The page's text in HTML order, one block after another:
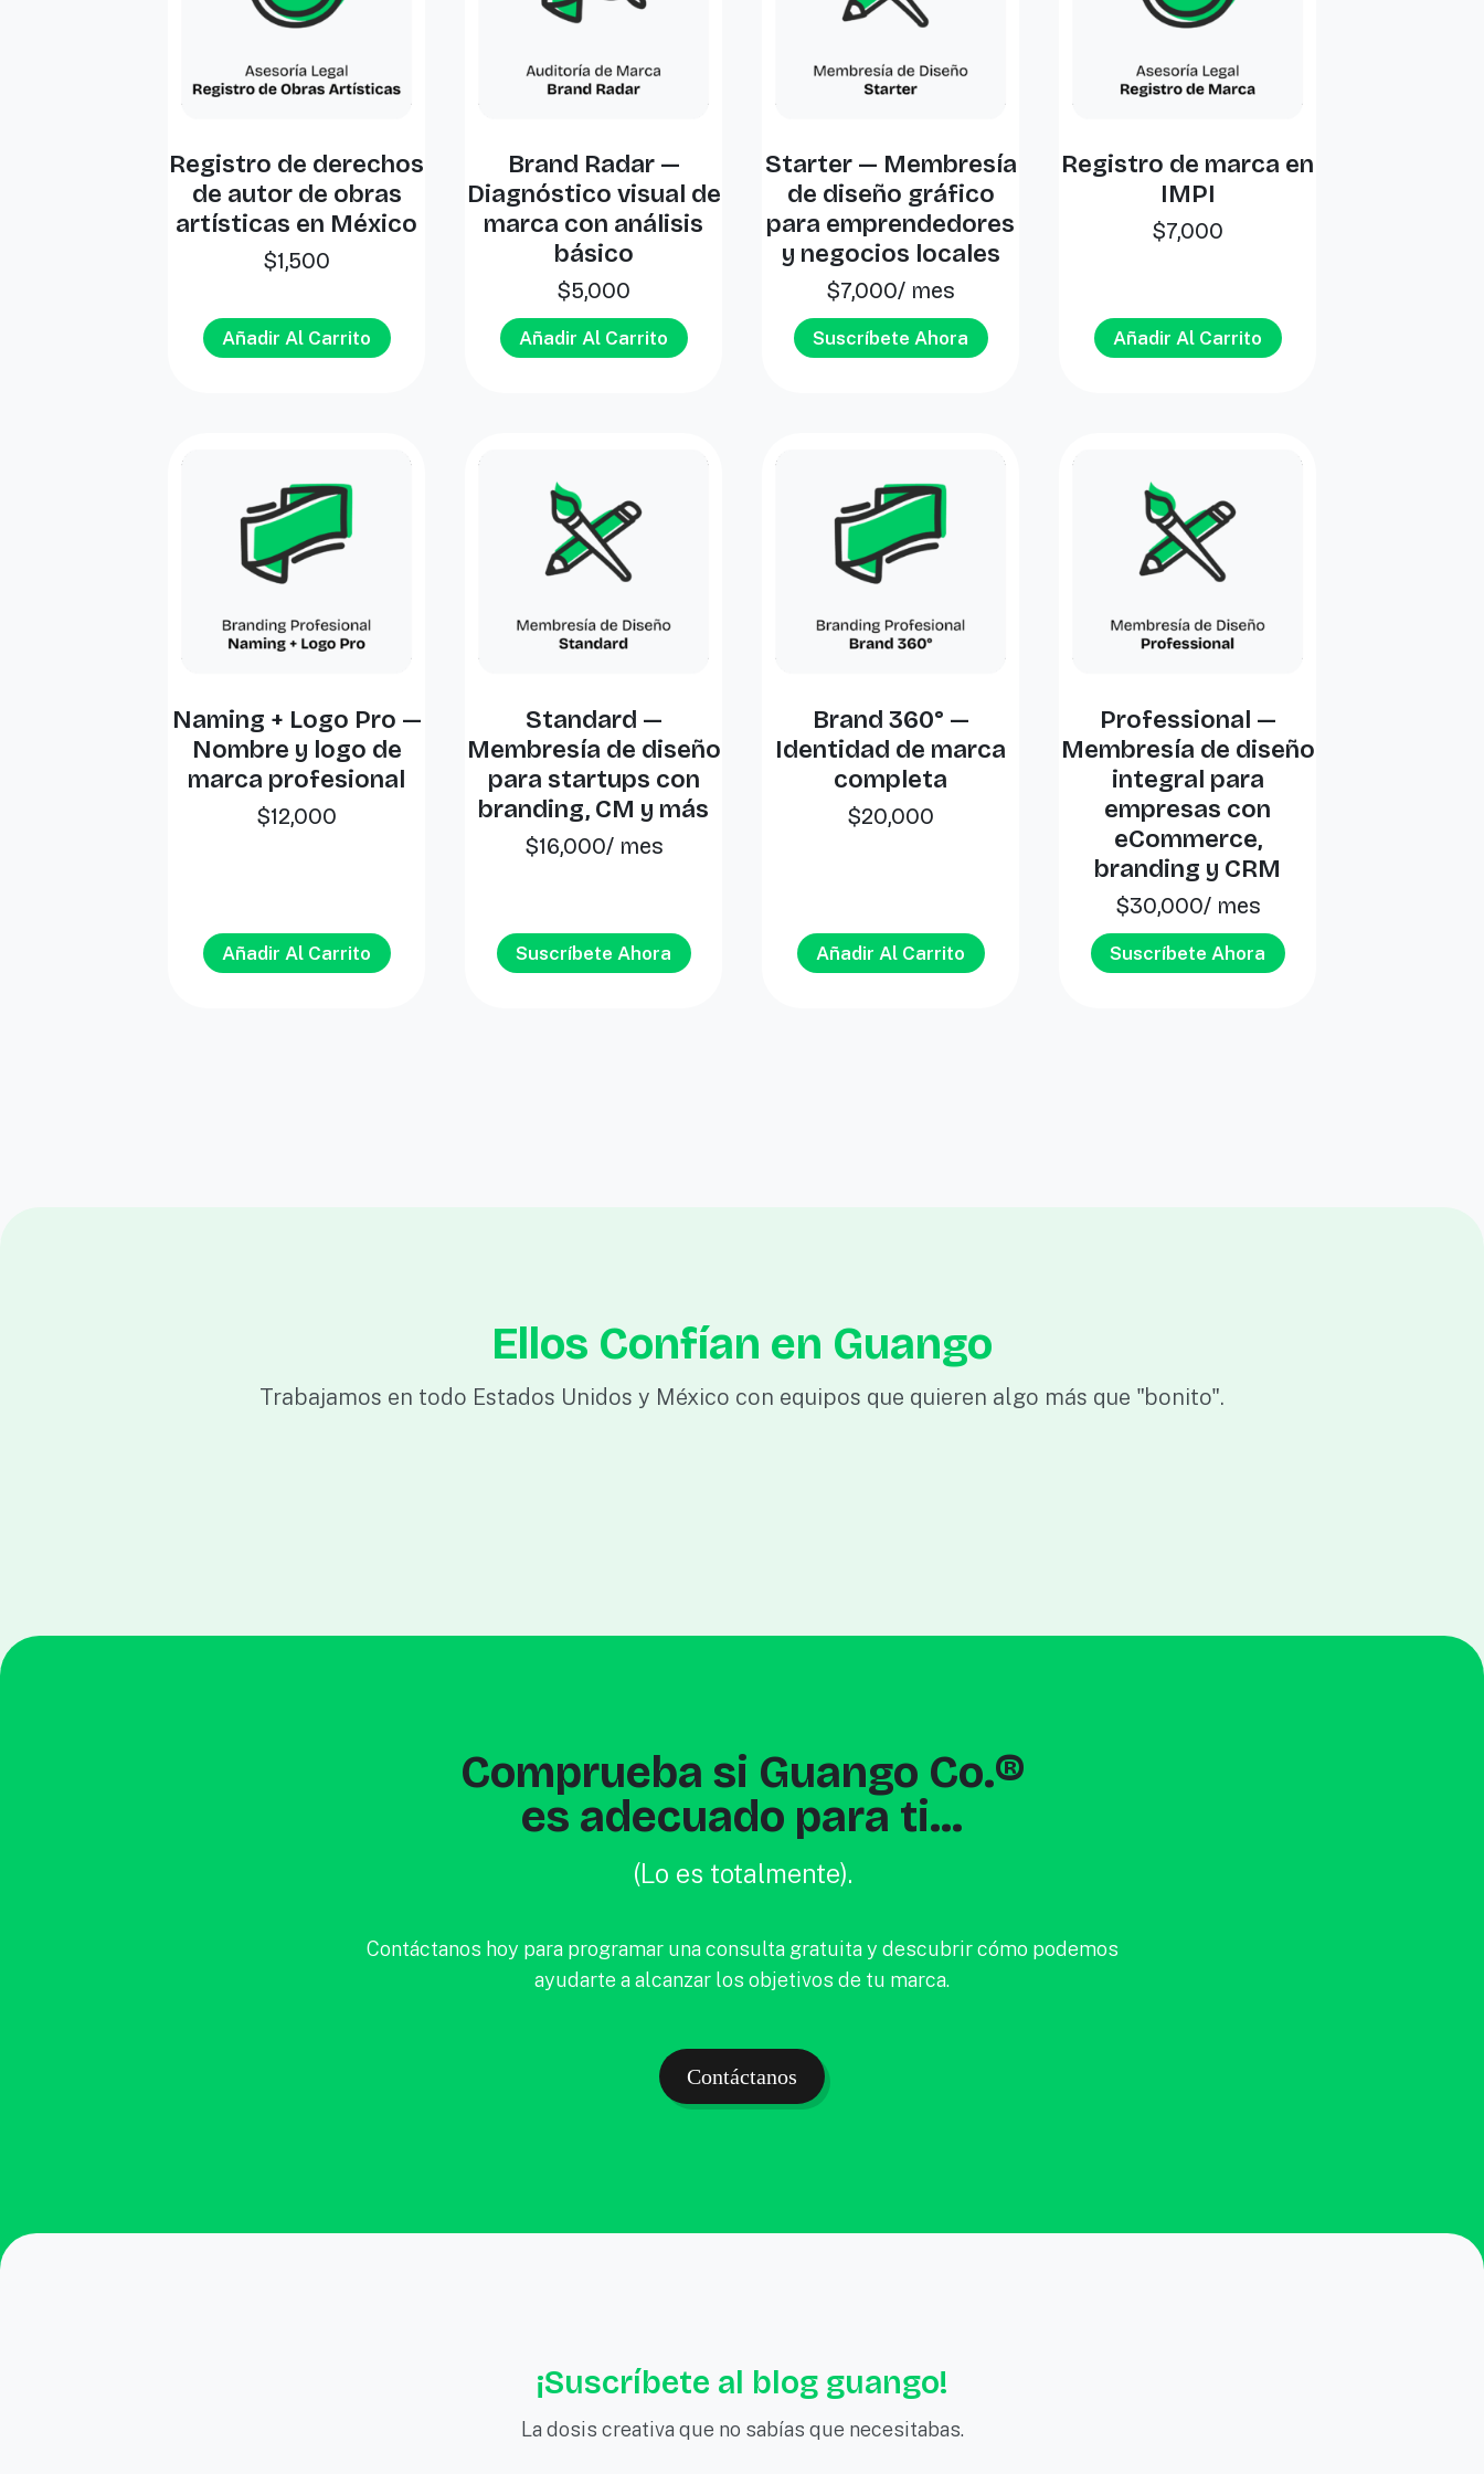
Registro de derechos
de autor de obras
artísticas en México
$1,500
Añadir Al Carrito
Brand Radar —
Diagnóstico visual de
marca con análisis
básico
$5,000
Añadir Al Carrito
Starter — Membresía
de diseño gráfico
para emprendedores
y negocios locales
$7,000/ mes
Suscríbete Ahora
Registro de marca en
IMPI
$7,000
Añadir Al Carrito
Naming + Logo Pro —
Nombre y logo de
marca profesional
$12,000
Añadir Al Carrito
Standard —
Membresía de diseño
para startups con
branding, CM y más
$16,000/ mes
Suscríbete Ahora
Brand 360° —
Identidad de marca
completa
$20,000
Añadir Al Carrito
Professional —
Membresía de diseño
integral para
empresas con
eCommerce,
branding y CRM
$30,000/ mes
Suscríbete Ahora
Ellos Confían en Guango
Trabajamos en todo Estados Unidos y México con equipos que quieren algo más que "bonito".
Comprueba si Guango Co.®
es adecuado para ti...
(Lo es totalmente).
Contáctanos hoy para programar una consulta gratuita y descubrir cómo podemos
ayudarte a alcanzar los objetivos de tu marca.
Contáctanos
¡Suscríbete al blog guango!
La dosis creativa que no sabías que necesitabas.